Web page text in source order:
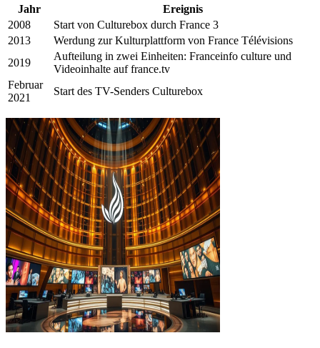
Jahr
Ereignis
2008
Start von Culturebox durch France 3
2013
Werdung zur Kulturplattform von France Télévisions
2019
Aufteilung in zwei Einheiten: Franceinfo culture und
Videoinhalte auf france.tv
Februar
2021
Start des TV-Senders Culturebox